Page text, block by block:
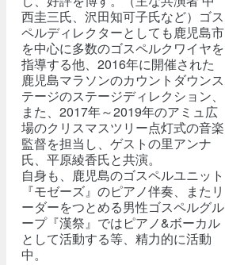
西圭三氏、沢田知可子氏など）ゴス
ペルディレクターとしても鹿児島市
を中心に多数のゴスペルクワイヤを
指導する他、2016年に開催された
鹿児島マラソンのカウントダウンス
テージのステージディレクション、
また、2017年～2019年のアミュ広
場のクリスマスツリー点灯式の音楽
監督を担当し、ゲストの里アンナ
氏、平原綾香氏と共演。
自身も、鹿児島のゴスペルユニット
『モゼーズ』のピアノ伴奏、またリ
ーダーをつとめる男性ゴスペルグル
ープ『漢祭』ではピアノ&ボーカル
として活動する等、精力的に活動
中。